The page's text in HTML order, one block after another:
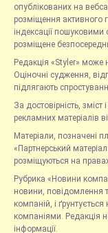
опублікованих на
розміщення активного
індексації
розміщене
Редакція «Styler» може
Оціночні судження,
підлягають
За достовірність,
рекламних матеріалів
Матеріали, позначені
«Партнерський
розміщуються на
Рубрика «Новини
новини, повідомлення
компаній, і
компаніями. Редакція
інформації.